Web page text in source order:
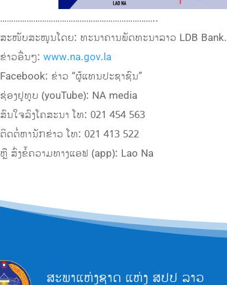
……………………………………………………………..
ສະໜັບສະໜູນໂດຍ: ທະນາຄານພັດທະນາລາວ LDB Bank.
ຂ່າວອື່ນໆ: www.na.gov.la
Facebook: ຂ່າວ “ຜູ້ແທນປະຊາຊົນ”
ຊ່ອງຢູທູບ (youTube): NA media
ສົນໃຈລົງໂຄສະນາ ໂທ: 021 454 563
ຕິດຕໍ່ຫານັກຂ່າວ ໂທ: 021 413 522
ຫຼື ສົ່ງຂໍ້ຄວາມທາງແອຟ (app): Lao Na
ສະພາແຫ່ງຊາດ ແຫ່ງ ສປປ ລາວ